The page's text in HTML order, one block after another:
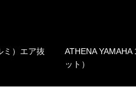
ミ）エア抜
ATHENA
ット）